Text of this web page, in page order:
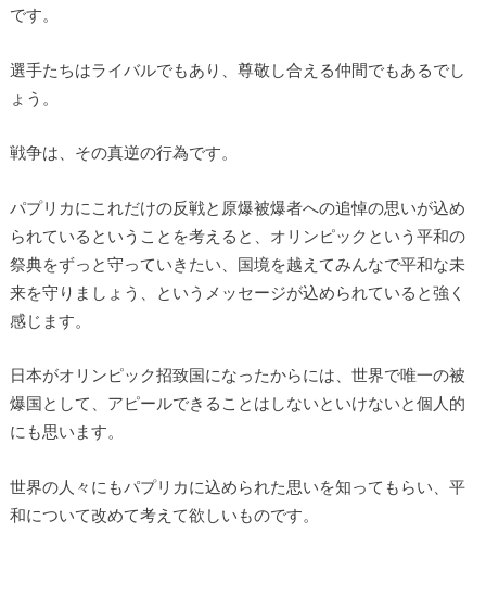
です。
選手たちはライバルでもあり、尊敬し合える仲間でもあるでし
ょう。
戦争は、その真逆の行為です。
パプリカにこれだけの反戦と原爆被爆者への追悼の思いが込め
られているということを考えると、オリンピックという平和の
祭典をずっと守っていきたい、国境を越えてみんなで平和な未
来を守りましょう、というメッセージが込められていると強く
感じます。
日本がオリンピック招致国になったからには、世界で唯一の被
爆国として、アピールできることはしないといけないと個人的
にも思います。
世界の人々にもパプリカに込められた思いを知ってもらい、平
和について改めて考えて欲しいものです。